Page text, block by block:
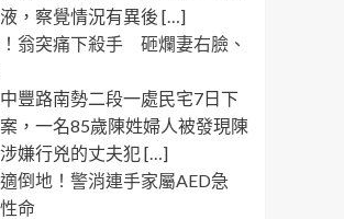
，察覺情況有異後 […]
翁突痛下殺手 砸爛妻右臉、
豐路南勢二段一處民宅7日下
，一名85歲陳姓婦人被發現陳
嫌行兇的丈夫犯 […]
倒地！警消連手家屬AED急
命